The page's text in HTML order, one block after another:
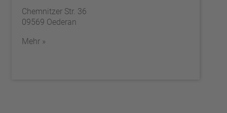
Chemnitzer Str. 36
09569 Oederan
Mehr »